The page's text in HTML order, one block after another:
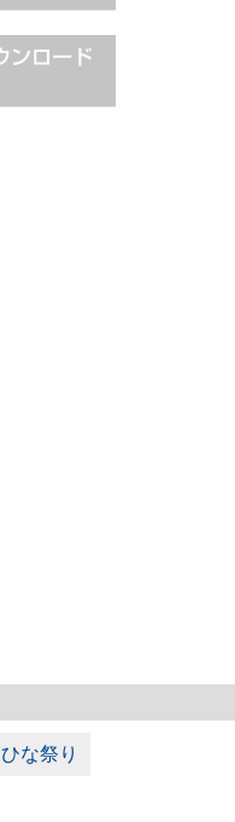
ひな祭り